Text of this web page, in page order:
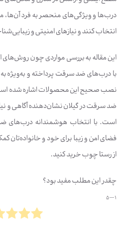
درب‌ها و ویژگی‌های منحصر به فرد آن‌ها،
انتخاب کنند و نیازهای امنیتی و
این مقاله به بررسی مواردی چون روش‌های
با درب‌های ضد سرقت پرداخته و به‌ویژه
نصب صحیح این محصولات اشاره شده است.
ضد سرقت در گیلان نشان‌دهنده آگاهی و
است. با انتخاب هوشمندانه درب‌های
فضای امن و زیبا برای خود و خانواده‌تان
از رستا چوب خرید کنید.
چقدر این مطلب مفید بود؟
1 --- 5